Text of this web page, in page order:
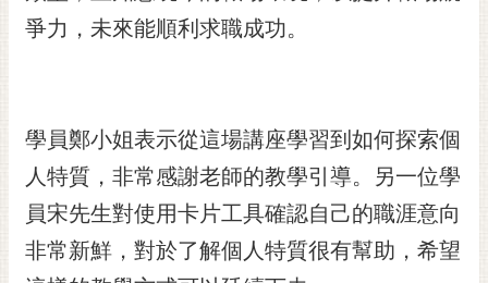
全
政
站
資
料
開
放
宣
告
爭力，未來能順利求職成功。
學員鄭小姐表示從這場講座學習到如何探索個
人特質，非常感謝老師的教學引導。另一位學
員宋先生對使用卡片工具確認自己的職涯意向
非常新鮮，對於了解個人特質很有幫助，希望